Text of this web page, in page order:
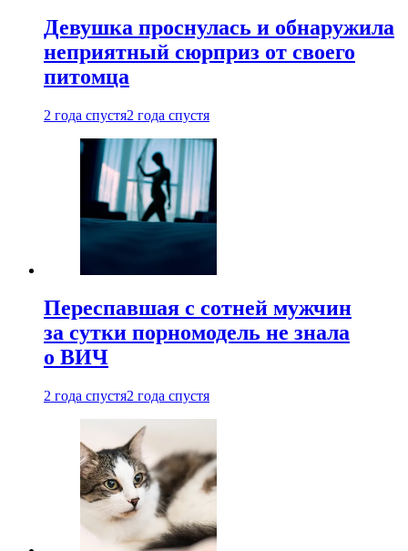
Девушка проснулась и обнаружила
неприятный сюрприз от своего
питомца
2 года спустя2 года спустя
Переспавшая с сотней мужчин
за сутки порномодель не знала
о ВИЧ
2 года спустя2 года спустя